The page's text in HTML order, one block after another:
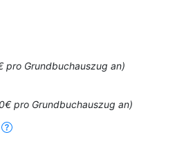
pro Grundbuchauszug an)
pro Grundbuchauszug an)